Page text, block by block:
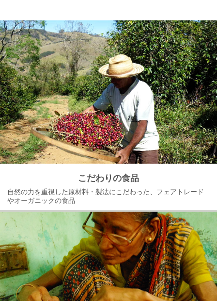
こだわりの食品
自然の力を重視した原材料・製法にこだわった、フェアトレード
やオーガニックの食品